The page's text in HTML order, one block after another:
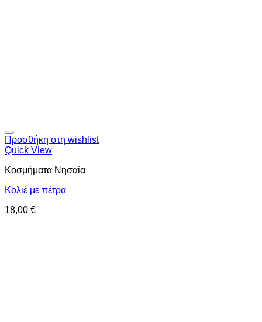
Προσθήκη στη wishlist
Quick View
Κοσμήματα Νησαία
Κολιέ με πέτρα
18,00 €